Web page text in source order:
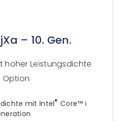
– 10. Gen.
hoher Leistungsdichte
Option
mit Intel® Core™ i